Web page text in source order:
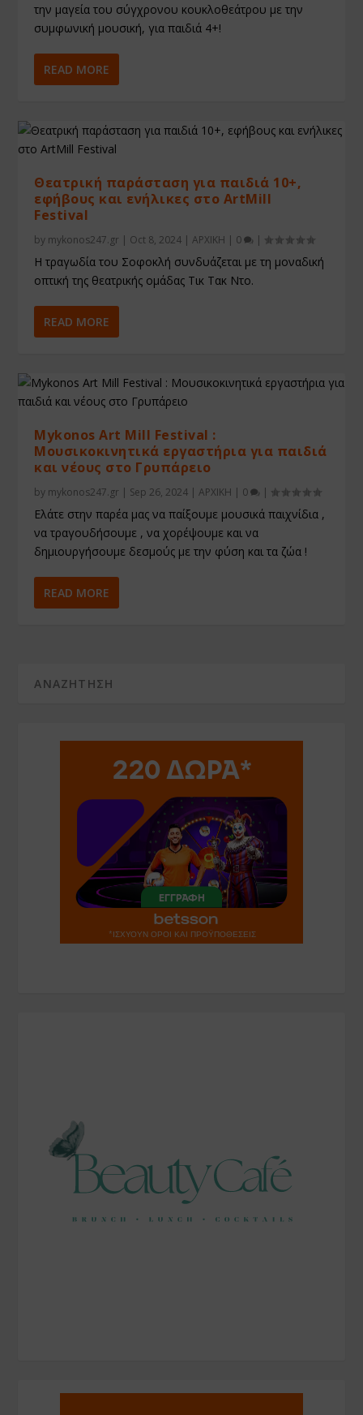
την μαγεία του σύγχρονου κουκλοθεάτρου με την
συμφωνική μουσική, για παιδιά 4+!
READ MORE
Θεατρική παράσταση για παιδιά 10+,
εφήβους και ενήλικες στο ArtMill
Festival
by mykonos247.gr | Oct 8, 2024 |ΑΡΧΙΚΗ | 0 |
Η τραγωδία του Σοφοκλή συνδυάζεται με τη μοναδική
οπτική της θεατρικής ομάδας Τικ Τακ Ντο.
READ MORE
Mykonos Art Mill Festival :
Μουσικοκινητικά εργαστήρια για παιδιά
και νέους στο Γρυπάρειο
by mykonos247.gr | Sep 26, 2024 |ΑΡΧΙΚΗ | 0 |
Ελάτε στην παρέα μας να παίξουμε μουσικά παιχνίδια ,
να τραγουδήσουμε , να χορέψουμε και να
δημιουργήσουμε δεσμούς με την φύση και τα ζώα !
READ MORE